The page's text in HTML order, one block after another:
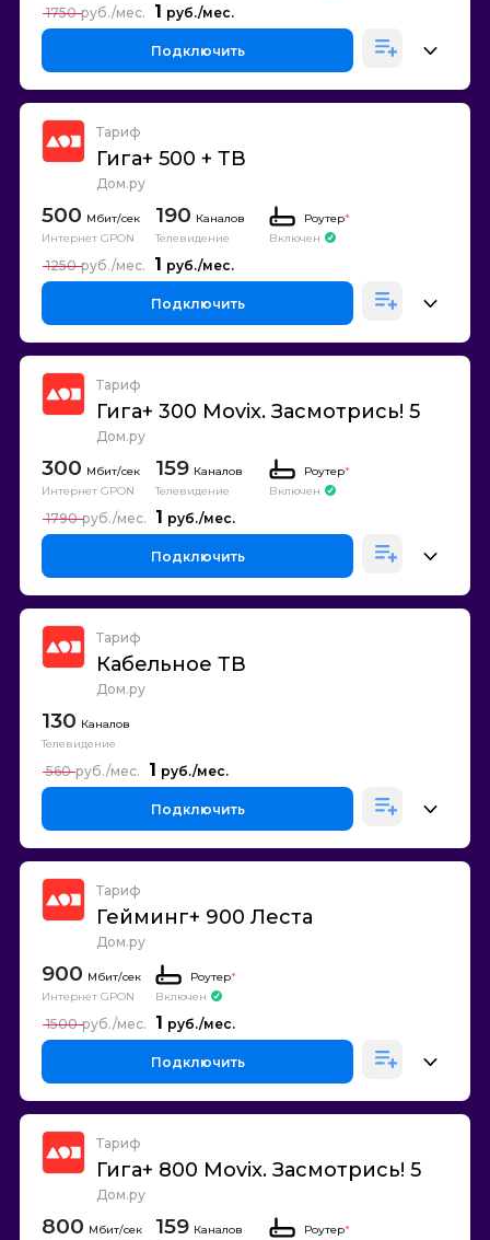
1
1750
Подключить
Тариф
Гига+ 500 + ТВ
Дом.ру
500
Интернет GPON
190 Каналов
Телевидение
Роутер*
Включен
1
1250
Подключить
Тариф
Гига+ 300 Movix. Засмотрись! 5
Дом.ру
300
Интернет GPON
159 Каналов
Телевидение
Роутер*
Включен
1
1790
Подключить
Тариф
Кабельное ТВ
Дом.ру
130 Каналов
Телевидение
1
560
Подключить
Тариф
Гейминг+ 900 Леста
Дом.ру
900
Интернет GPON
Роутер*
Включен
1
1500
Подключить
Тариф
Гига+ 800 Movix. Засмотрись! 5
Дом.ру
800 159 Каналов
Роутер*